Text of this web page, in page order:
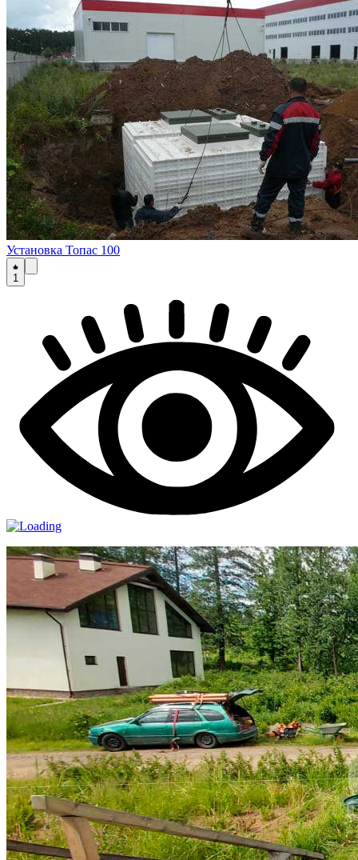
Установка Топас 100
1